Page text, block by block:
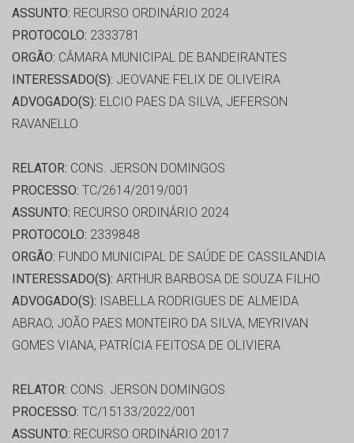
ASSUNTO: RECURSO ORDINÁRIO 2024
PROTOCOLO: 2333781
ORGÃO: CÂMARA MUNICIPAL DE BANDEIRANTES
INTERESSADO(S): JEOVANE FELIX DE OLIVEIRA
ADVOGADO(S): ELCIO PAES DA SILVA, JEFERSON
RAVANELLO
RELATOR: CONS. JERSON DOMINGOS
PROCESSO: TC/2614/2019/001
ASSUNTO: RECURSO ORDINÁRIO 2024
PROTOCOLO: 2339848
ORGÃO: FUNDO MUNICIPAL DE SAÚDE DE CASSILANDIA
INTERESSADO(S): ARTHUR BARBOSA DE SOUZA FILHO
ADVOGADO(S): ISABELLA RODRIGUES DE ALMEIDA
ABRAO, JOÃO PAES MONTEIRO DA SILVA, MEYRIVAN
GOMES VIANA, PATRÍCIA FEITOSA DE OLIVIERA
RELATOR: CONS. JERSON DOMINGOS
PROCESSO: TC/15133/2022/001
ASSUNTO: RECURSO ORDINÁRIO 2017